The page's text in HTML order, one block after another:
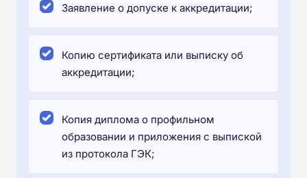
Заявление о допуске к аккредитации;
Копию сертификата или выписку об
аккредитации;
Копия диплома о профильном
образовании и приложения с выпиской
из протокола ГЭК;